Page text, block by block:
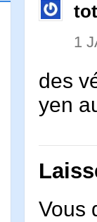
1
des
yen
Vous